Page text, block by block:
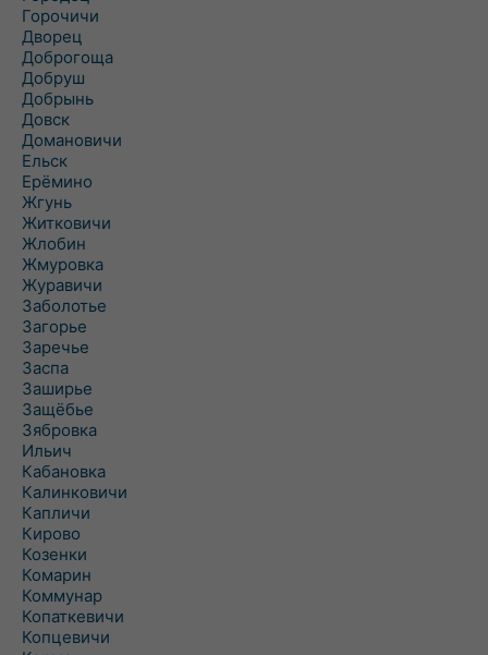
Горочичи
Дворец
Доброгоща
Добруш
Добрынь
Довск
Домановичи
Ельск
Ерёмино
Жгунь
Житковичи
Жлобин
Жмуровка
Журавичи
Заболотье
Загорье
Заречье
Заспа
Заширье
Защёбье
Зябровка
Ильич
Кабановка
Калинковичи
Капличи
Кирово
Козенки
Комарин
Коммунар
Копаткевичи
Копцевичи